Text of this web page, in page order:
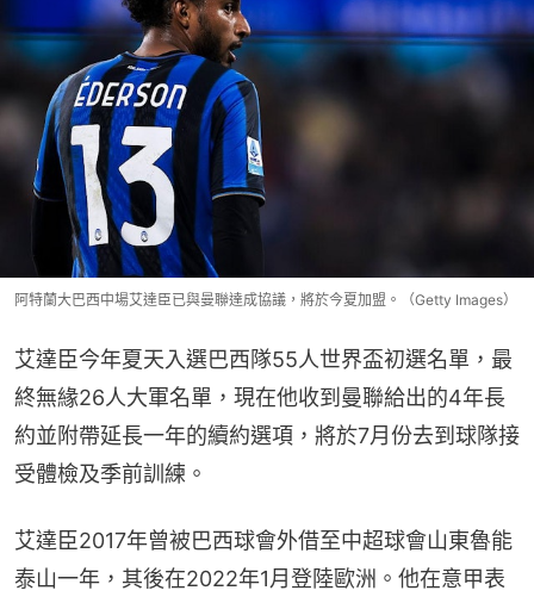
阿特蘭大巴西中場艾達臣已與曼聯達成協議，將於今夏加盟。（Getty Images）
艾達臣今年夏天入選巴西隊55人世界盃初選名單，最
終無緣26人大軍名單，現在他收到曼聯給出的4年長
約並附帶延長一年的續約選項，將於7月份去到球隊接
受體檢及季前訓練。
艾達臣2017年曾被巴西球會外借至中超球會山東魯能
泰山一年，其後在2022年1月登陸歐洲。他在意甲表